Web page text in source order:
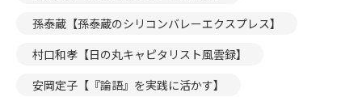
孫泰蔵【孫泰蔵のシリコンバレーエクスプレス】
村口和孝【日の丸キャピタリスト風雲録】
安岡定子【『論語』を実践に活かす】